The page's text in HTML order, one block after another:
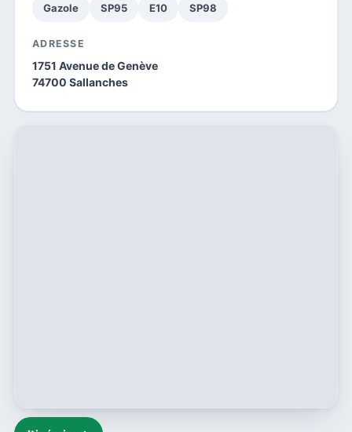
Gazole SP95 E10 SP98
ADRESSE
1751 Avenue de Genève
74700 Sallanches